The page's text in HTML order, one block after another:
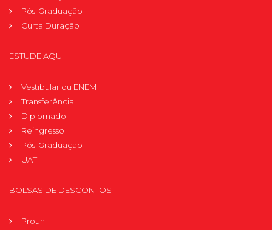
Pós-Graduação
Curta Duração
ESTUDE AQUI
Vestibular ou ENEM
Transferência
Diplomado
Reingresso
Pós-Graduação
UATI
BOLSAS DE DESCONTOS
Prouni